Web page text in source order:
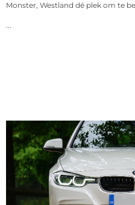
Monster, Westland dé plek om te